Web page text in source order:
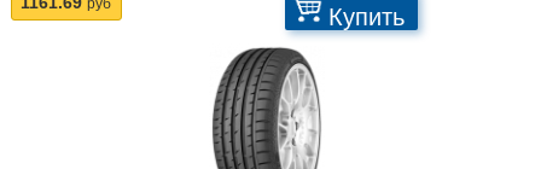
руб Купить